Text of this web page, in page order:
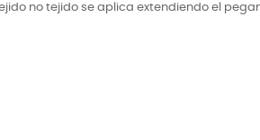
no tejido se aplica extendiendo el